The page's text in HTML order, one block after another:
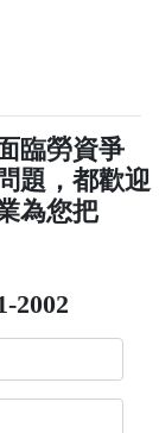
臨勞資爭
題，都歡迎
為您把
2002